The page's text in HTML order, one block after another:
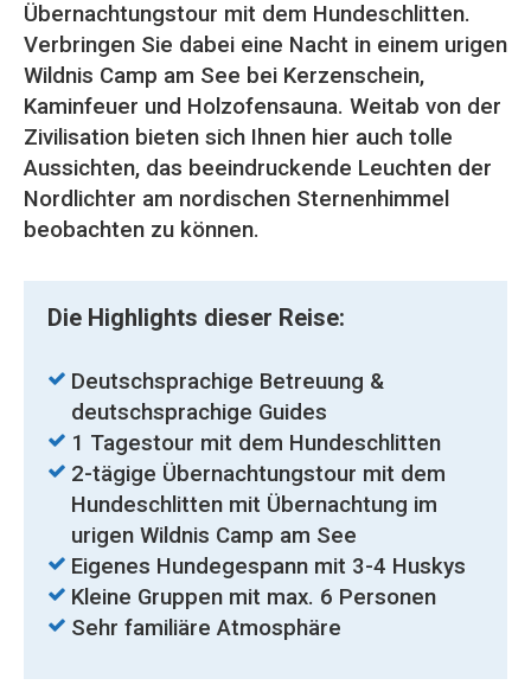
Übernachtungstour mit dem Hundeschlitten.
Verbringen Sie dabei eine Nacht in einem urigen
Wildnis Camp am See bei Kerzenschein,
Kaminfeuer und Holzofensauna. Weitab von der
Zivilisation bieten sich Ihnen hier auch tolle
Aussichten, das beeindruckende Leuchten der
Nordlichter am nordischen Sternenhimmel
beobachten zu können.
Die Highlights dieser Reise:
Deutschsprachige Betreuung &
deutschsprachige Guides
1 Tagestour mit dem Hundeschlitten
2-tägige Übernachtungstour mit dem
Hundeschlitten mit Übernachtung im
urigen Wildnis Camp am See
Eigenes Hundegespann mit 3-4 Huskys
Kleine Gruppen mit max. 6 Personen
Sehr familiäre Atmosphäre